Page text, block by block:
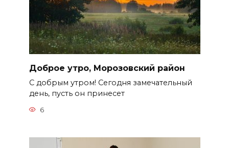
Доброе утро, Морозовский район
С добрым утром! Сегодня замечательный
день, пусть он принесет
6